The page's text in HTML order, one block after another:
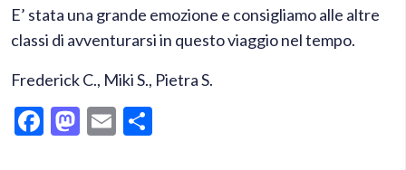
E’ stata una grande emozione e consigliamo alle altre
classi di avventurarsi in questo viaggio nel tempo.
Frederick C., Miki S., Pietra S.
Facebook
Mastodon
Email